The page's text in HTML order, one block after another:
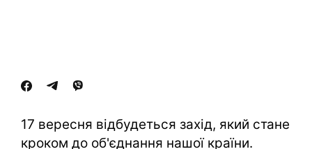
17 вересня відбудеться захід, який стане
кроком до об'єднання нашої країни.